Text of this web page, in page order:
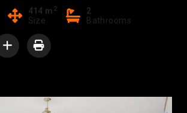
414 m 2
Size
2
Bathrooms